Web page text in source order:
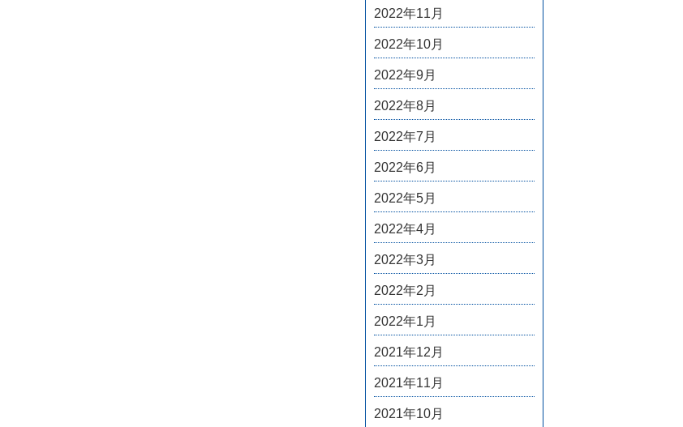
2022年11月
2022年10月
2022年9月
2022年8月
2022年7月
2022年6月
2022年5月
2022年4月
2022年3月
2022年2月
2022年1月
2021年12月
2021年11月
2021年10月